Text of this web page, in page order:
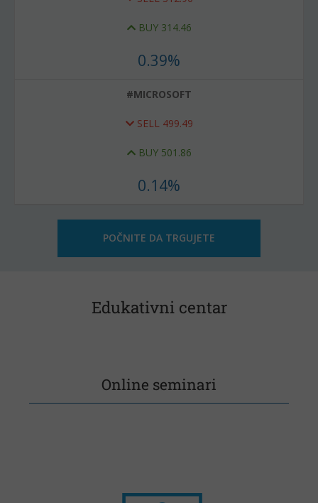
BUY 314.46
0.39%
#MICROSOFT
SELL 499.49
BUY 501.86
0.14%
POČNITE DA TRGUJETE
Edukativni centar
Online seminari